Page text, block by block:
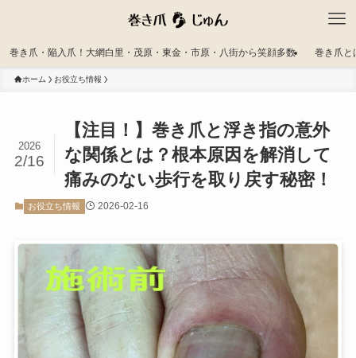
巻き爪・陥入爪！大網白里・茂原・東金・市原・八街から笑顔多数 巻き爪と
ホーム お役立ち情報
【注目！】巻き爪と浮き指の意外
な関係とは？根本原因を解消して
痛みのない歩行を取り戻す秘密！
2026
2/16
お役立ち情報 2026-02-16